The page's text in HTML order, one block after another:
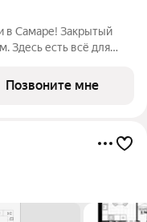
в Самаре! Закрытый
Безопасность на
Позвоните мне